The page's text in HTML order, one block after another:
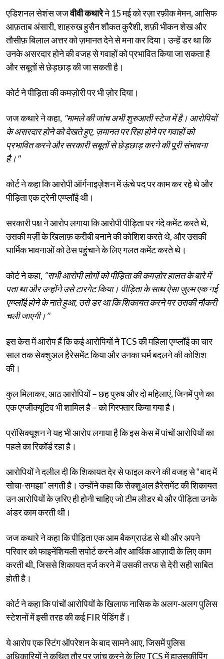
एडिशनल सेशंस जजवीवी कथारेने 15 मई को रज़ा रफ़ीक मेमन, आसिफ
आफ़ताब अंसारी, शाहरुख हुसैन शौकत कुरैशी, शफ़ी भीकन शेख और
तौसीफ़ बिलाल अत्तर को ज़मानत देने से मना कर दिया। उन्हें डर था कि
उनके असरदार होने की वजह से गवाहों को प्रभावित किया जा सकता है
और सबूतों से छेड़छाड़ की जा सकती है।
कोर्ट ने पीड़िता की कमज़ोरी पर भी ज़ोर दिया।
जज कथारे ने कहा, "मामले की जांच अभी शुरुआती स्टेज में है। आरोपियों
के असरदार होने को देखते हुए, ज़मानत पर रिहा होने पर गवाहों को
प्रभावित करने और सरकारी सबूतों से छेड़छाड़ करने की पूरी संभावना
है।"
कोर्ट ने कहा कि आरोपी ऑर्गनाइज़ेशन में ऊंचे पद पर काम कर रहे थे और
पीड़िता एक ट्रेनी एम्प्लॉई थी।
सरकारी पक्ष ने आरोप लगाया कि आरोपी पीड़िता पर गंदे कमेंट करते थे,
उसकी मर्ज़ी के खिलाफ़ करीबी बनाने की कोशिश करते थे, और उसकी
धार्मिक भावनाओं को ठेस पहुंचाने के लिए गलत कमेंट करते थे।
कोर्ट ने कहा, “सभी आरोपी लोगों को पीड़िता की कमज़ोर हालत के बारे में
पता था और उन्होंने उसे टारगेट किया। पीड़िता के साथ ऐसा ज़ुल्म एक नई
एम्प्लॉई होने के नाते हुआ, उसे डर था कि शिकायत करने पर उसकी नौकरी
चली जाएगी।”
इस केस में आरोप हैं कि कई आरोपियों ने TCS की महिला एम्प्लॉई का चार
साल तक सेक्शुअल हैरेसमेंट किया और उनका धर्म बदलने की कोशिश
की।
कुल मिलाकर, आठ आरोपियों – छह पुरुष और दो महिलाएं, जिनमें पुणे का
एक एग्जीक्यूटिव भी शामिल है – को गिरफ्तार किया गया है।
प्रॉसिक्यूशन ने यह भी आरोप लगाया है कि इस केस में पांचों आरोपियों का
पहले का रिकॉर्ड रहा है।
आरोपियों ने दलील दी कि शिकायत देर से फाइल करने की वजह से “बाद में
सोचा-समझा” लगती है। उन्होंने कहा कि सेक्शुअल हैरेसमेंट की शिकायत
उन आरोपियों के ज़रिए ही होनी चाहिए जो टीम लीडर थे और पीड़िता उनके
अंडर काम करती थी।
जज कथारे ने कहा कि पीड़िता एक आम बैकग्राउंड से थी और अपने
परिवार को फाइनेंशियली सपोर्ट करने और आर्थिक आज़ादी के लिए काम
करती थी, जिससे शिकायत दर्ज करने में उसकी तरफ से देरी सही साबित
होती है।
कोर्ट ने कहा कि पांचों आरोपियों के खिलाफ नासिक के अलग-अलग पुलिस
स्टेशनों में इसी तरह की कई FIR पेंडिंग हैं।
ये आरोप एक स्टिंग ऑपरेशन के बाद सामने आए, जिसमें पुलिस
अधिकारियों ने कथित तौर पर जांच करने के लिए TCS में हाउसकीपिंग